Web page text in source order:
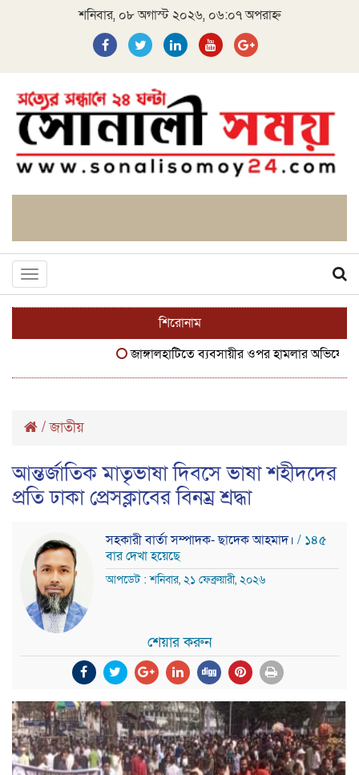
শনিবার, ০৮ অগাস্ট ২০২৬, ০৬:০৭ অপরাহ্ন
Toggle
navigation
শিরোনাম
জাঙ্গালহাটিতে ব্যবসায়ীর ওপর হামলার অভিযোগ,
/জাতীয়
আন্তর্জাতিক মাতৃভাষা দিবসে ভাষা শহীদদের
প্রতি ঢাকা প্রেসক্লাবের বিনম্র শ্রদ্ধা
সহকারী বার্তা সম্পাদক- ছাদেক আহমাদ। / ১৪৫
বার দেখা হয়েছে
আপডেট : শনিবার, ২১ ফেব্রুয়ারী, ২০২৬
শেয়ার করুন